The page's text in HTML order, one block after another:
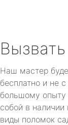
Наш мастер
бесплатно и не
большому опыту
собой в
виды поломок